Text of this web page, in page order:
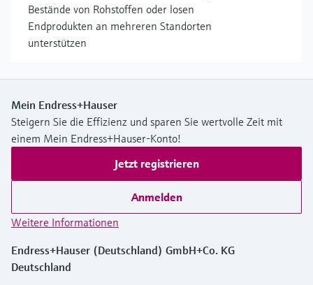
Bestände von Rohstoffen oder losen
Endprodukten an mehreren Standorten
unterstützen
Mein Endress+Hauser
Steigern Sie die Effizienz und sparen Sie wertvolle Zeit mit
einem Mein Endress+Hauser-Konto!
Jetzt registrieren
Anmelden
Weitere Informationen
Endress+Hauser (Deutschland) GmbH+Co. KG
Deutschland